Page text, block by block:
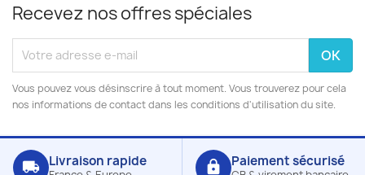
Recevez nos offres spéciales
Vous pouvez vous désinscrire à tout moment. Vous trouverez pour cela
nos informations de contact dans les conditions d'utilisation du site.
local_shipping Livraison rapide lock Paiement sécurisé